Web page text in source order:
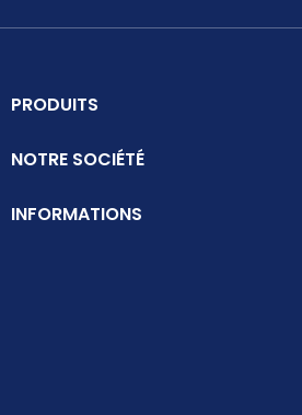
PRODUITS
NOTRE SOCIÉTÉ
INFORMATIONS